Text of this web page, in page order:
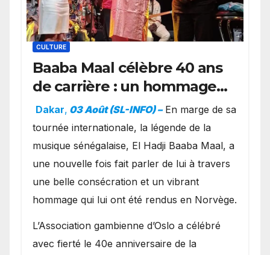
CULTURE
Baaba Maal célèbre 40 ans
de carrière : un hommage
exceptionnel à Oslo en
présence de la famille
royale.
Dakar, 03 Août (SL-INFO) – ​En marge de sa
tournée internationale, la légende de la
musique sénégalaise, El Hadji Baaba Maal, a
une nouvelle fois fait parler de lui à travers
une belle consécration et un vibrant
hommage qui lui ont été rendus en Norvège.
​L’Association gambienne d’Oslo a célébré
avec fierté le 40e anniversaire de la